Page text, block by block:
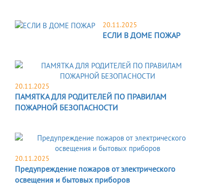
20.11.2025
ЕСЛИ В ДОМЕ ПОЖАР
20.11.2025
ПАМЯТКА ДЛЯ РОДИТЕЛЕЙ ПО ПРАВИЛАМ
ПОЖАРНОЙ БЕЗОПАСНОСТИ
20.11.2025
Предупреждение пожаров от электрического
освещения и бытовых приборов